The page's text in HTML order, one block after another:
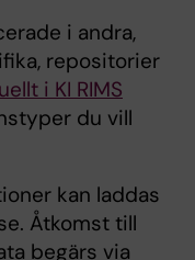
i andra,
repositorier
i KI RIMS
du vill
kan laddas
Åtkomst till
begärs via